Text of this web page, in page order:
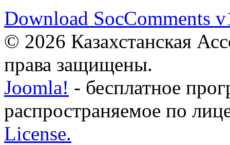
Download SocComments
© 2026 Казахстанская
права защищены.
Joomla! - бесплатное
распространяемое по
License.